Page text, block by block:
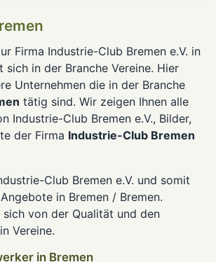
Firma Industrie-Club Bremen e.V. in
sich in der Branche Vereine. Hier
Unternehmen die in der Branche
tätig sind. Wir zeigen Ihnen alle
Industrie-Club Bremen e.V., Bilder,
der Firma Industrie-Club Bremen
Club Bremen e.V. und somit
in Bremen / Bremen.
sich von der Qualität und den
Vereine.
in Bremen